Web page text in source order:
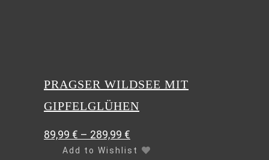
können
auf
werden
PRAGSER WILDSEE MIT
GIPFELGLÜHEN
89,99 € – 289,99 €
Add to Wishlist